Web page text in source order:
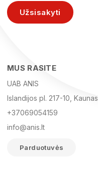
Užsisakyti
MUS RASITE
UAB ANIS
Islandijos pl. 217-10, Kaunas
+37069054159
info@anis.lt
Parduotuvės